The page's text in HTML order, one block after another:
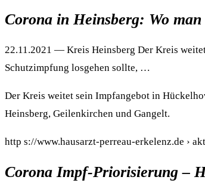
Corona in Heinsberg: Wo
22.11.2021 — Kreis Heinsberg Der Kreis
Schutzimpfung losgehen sollte, …
Der Kreis weitet sein Impfangebot in
Heinsberg, Geilenkirchen und Gangelt.
http s://www.hausarzt-perreau-erkelenz.de ›
Corona Impf-Priorisierung –